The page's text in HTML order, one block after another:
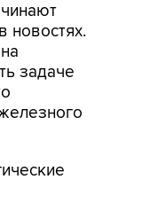
новостях.
задаче